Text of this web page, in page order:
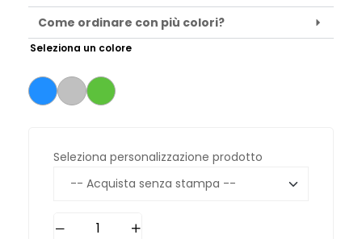
Come ordinare con più colori?
Seleziona un colore
Seleziona personalizzazione prodotto